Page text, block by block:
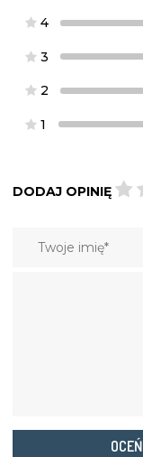
4
3
2
1
DODAJ OPINIĘ
OCEŃ